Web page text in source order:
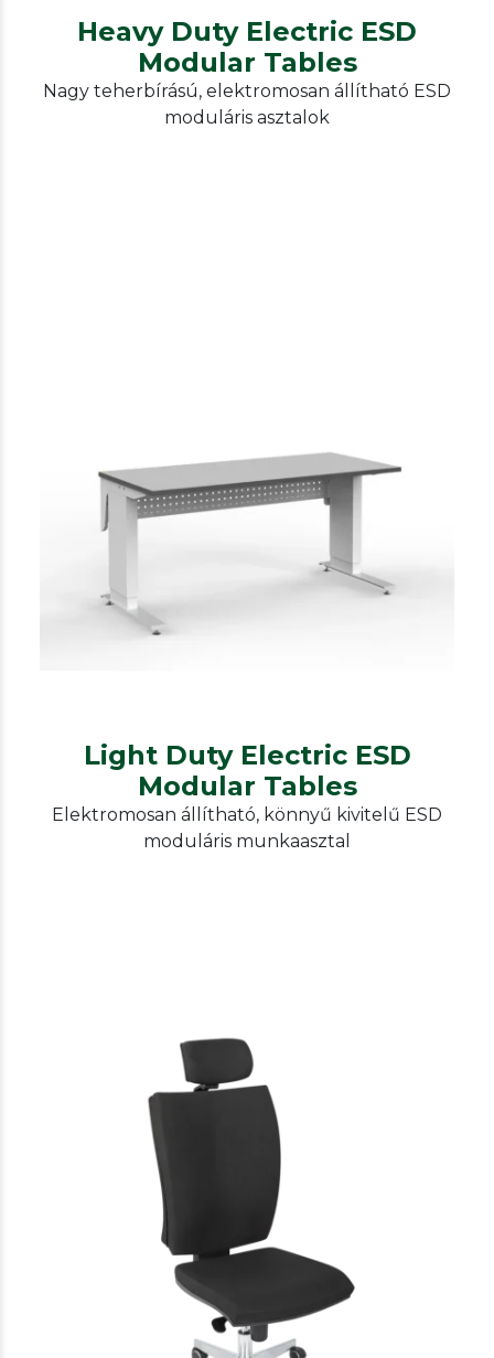
Heavy Duty Electric ESD
Modular Tables
Nagy teherbírású, elektromosan állítható ESD
moduláris asztalok
Rtwork
ESD and non-ESD desks, chairs,
additional furniture
Light Duty Electric ESD Modular
Light Duty Electric ESD
Modular Tables
Elektromosan állítható, könnyű kivitelű ESD
moduláris munkaasztal
Rtwork
ESD and non-ESD desks, chairs,
additional furniture
Superior laboratóriumi szék